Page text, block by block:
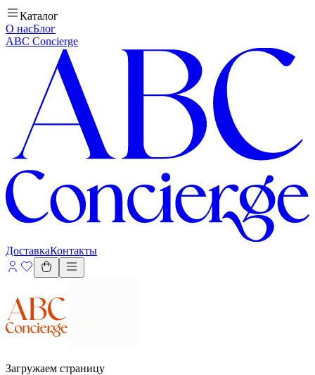
Каталог
О насБлог
ABC Concierge
ДоставкаКонтакты
Загружаем страницу